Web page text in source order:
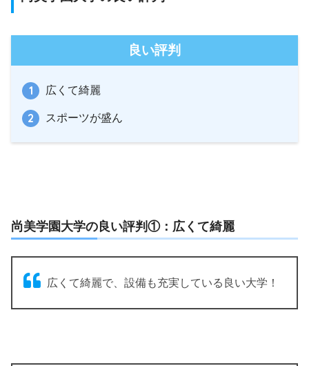
良い評判
広くて綺麗
スポーツが盛ん
尚美学園大学の良い評判①：広くて綺麗
広くて綺麗で、設備も充実している良い大学！